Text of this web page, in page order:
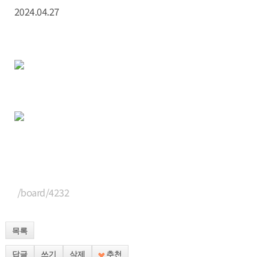
2024.04.27
/board/4232
목록
답글 쓰기 삭제 추천